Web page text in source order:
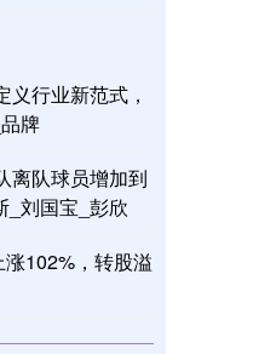
行业新范式，
牌
离队球员增加到
_刘国宝_彭欣
102%，转股溢